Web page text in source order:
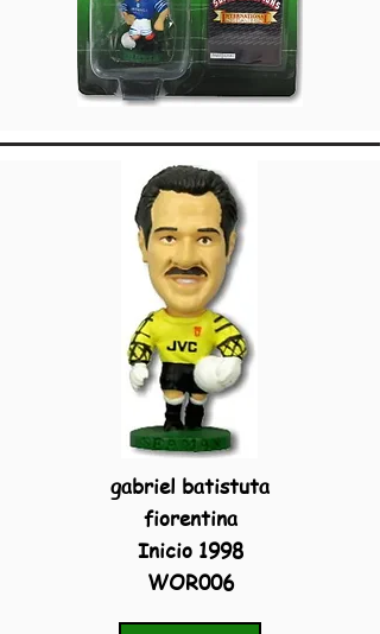
gabriel batistuta
fiorentina
Inicio 1998
WOR006